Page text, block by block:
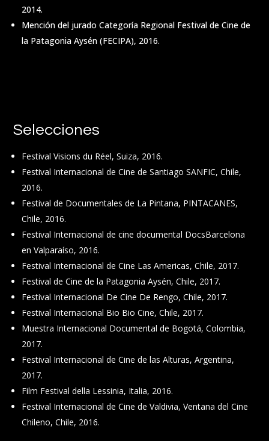
2014.
Mención del jurado Categoría Regional Festival de Cine de
la Patagonia Aysén (FECIPA), 2016.
Selecciones
Festival Visions du Réel, Suiza, 2016.
Festival Internacional de Cine de Santiago SANFIC, Chile,
2016.
Festival de Documentales de La Pintana, PINTACANES,
Chile, 2016.
Festival Internacional de cine documental DocsBarcelona
en Valparaíso, 2016.
Festival Internacional de Cine Las Americas, Chile, 2017.
Festival de Cine de la Patagonia Aysén, Chile, 2017.
Festival Internacional De Cine De Rengo, Chile, 2017.
Festival Internacional Bio Bio Cine, Chile, 2017.
Muestra Internacional Documental de Bogotá, Colombia,
2017.
Festival Internacional de Cine de las Alturas, Argentina,
2017.
Film Festival della Lessinia, Italia, 2016.
Festival Internacional de Cine de Valdivia, Ventana del Cine
Chileno, Chile, 2016.